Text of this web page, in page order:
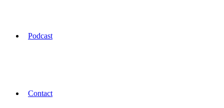
Podcast
Contact